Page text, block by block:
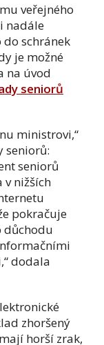
veřejného
nadále
schránek
je možné
na úvod
seniorů
ministrovi,“
seniorů:
seniorů
nižších
pokračuje
důchodu
dodala
zhoršený
horší zrak,